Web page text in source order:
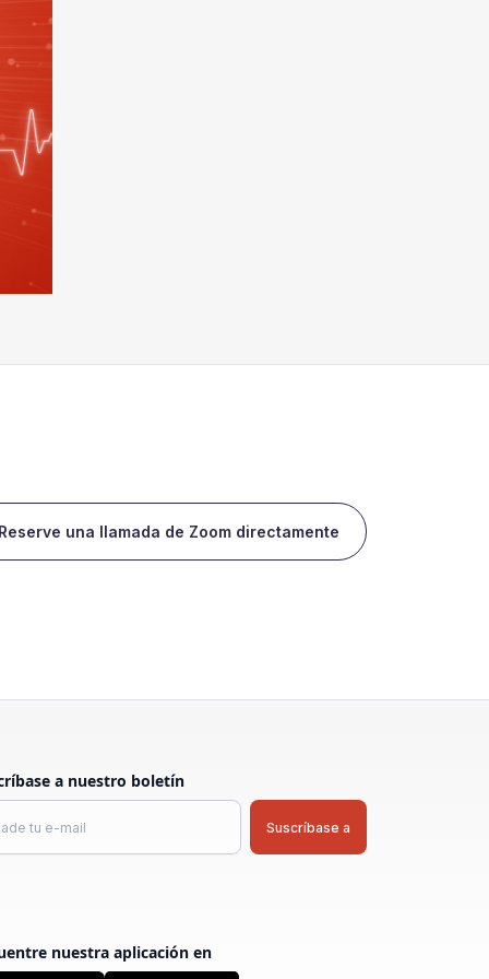
una llamada de Zoom directamente
a nuestro boletín
nuestra aplicación en